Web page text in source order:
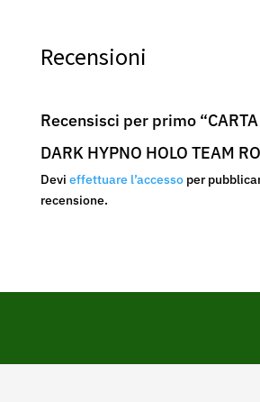
Recensioni
Recensisci per primo
DARK HYPNO HOLO TEAM
Devi effettuare l’accessoper
recensione.